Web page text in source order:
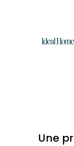
BobbiUne